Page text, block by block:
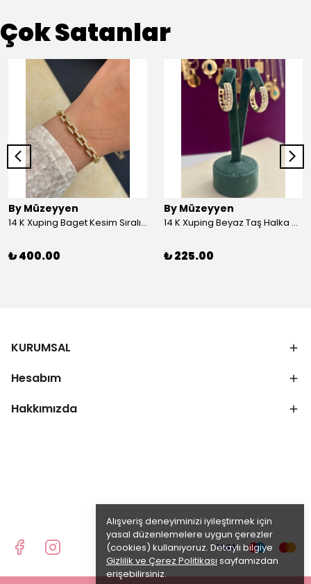
Alışveriş deneyiminizi iyileştirmek için
yasal düzenlemelere uygun çerezler
(cookies) kullanıyoruz. Detaylı bilgiye
Gizlilik ve Çerez Politikası sayfamızdan
erişebilirsiniz.
Çok Satanlar
By Müzeyyen
14 K Xuping Baget Kesim Sıralı Bileklik
₺ 400.00
By Müzeyyen
14 K Xuping Beyaz Taş Halka Küpe
₺ 225.00
KURUMSAL
Hesabım
Hakkımızda